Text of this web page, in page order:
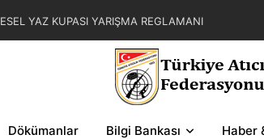
ZAFER KUPASI YARIŞMALARI HAKEM
DEMOKRASİ KUPASI 2. BÖLGE SERİ VE ŞEMALARI
YARIŞMALARI HAKEM GÖREVLENDİRMELERİ
Dökümanlar Bilgi Bankası Haber